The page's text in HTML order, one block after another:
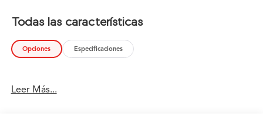
Todas las características
Opciones Especificaciones
Leer Más...